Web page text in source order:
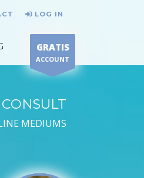
LOG IN
GRATIS
ACCOUNT
MEDIUMS